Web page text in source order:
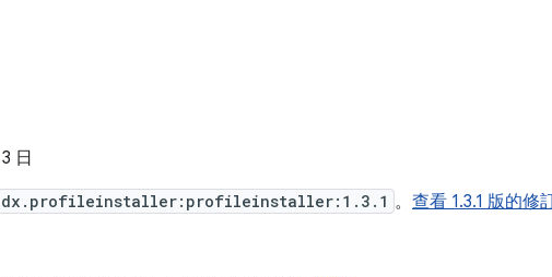
日
。 查看 1.3.1 版的修